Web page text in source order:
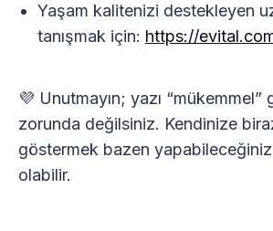
Yaşam kalitenizi destekleyen
tanışmak için: https://
💜 Unutmayın; yazı “mükemmel”
zorunda değilsiniz. Kendinize
göstermek bazen
olabilir.